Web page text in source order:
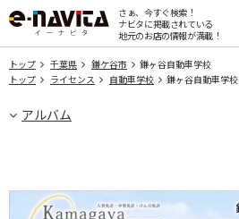
さぁ、今すぐ検索！
ナビタに掲載されている
地元のお店の情報が満載！
トップ 千葉県 鎌ケ谷市
鎌ヶ谷自動車学校
トップ
ライセンス 自動車学校 鎌ヶ谷自動車学校
アルバム